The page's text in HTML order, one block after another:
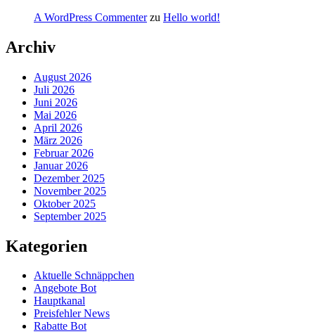
A WordPress Commenterzu Hello world!
Archiv
August 2026
Juli 2026
Juni 2026
Mai 2026
April 2026
März 2026
Februar 2026
Januar 2026
Dezember 2025
November 2025
Oktober 2025
September 2025
Kategorien
Aktuelle Schnäppchen
Angebote Bot
Hauptkanal
Preisfehler News
Rabatte Bot